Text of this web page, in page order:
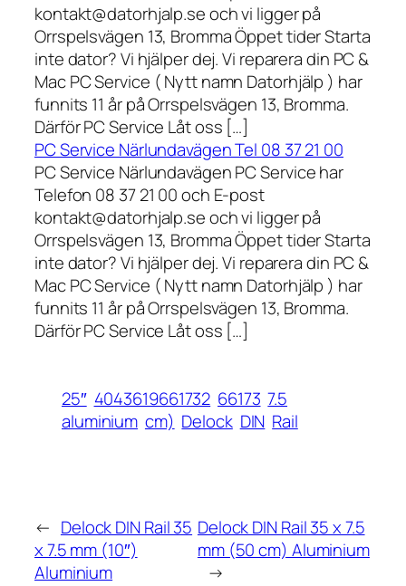
kontakt@datorhjalp.se och vi ligger på
Orrspelsvägen 13, Bromma Öppet tider Starta
inte dator? Vi hjälper dej. Vi reparera din PC &
Mac PC Service ( Nytt namn Datorhjälp ) har
funnits 11 år på Orrspelsvägen 13, Bromma.
Därför PC Service Låt oss […]
PC Service Närlundavägen Tel 08 37 21 00
PC Service Närlundavägen PC Service har
Telefon 08 37 21 00 och E-post
kontakt@datorhjalp.se och vi ligger på
Orrspelsvägen 13, Bromma Öppet tider Starta
inte dator? Vi hjälper dej. Vi reparera din PC &
Mac PC Service ( Nytt namn Datorhjälp ) har
funnits 11 år på Orrspelsvägen 13, Bromma.
Därför PC Service Låt oss […]
25″ 4043619661732 66173 7.5
aluminium cm) Delock DIN Rail
← Delock DIN Rail 35
x 7.5 mm (10″)
Aluminium
Delock DIN Rail 35 x 7.5
mm (50 cm) Aluminium
→